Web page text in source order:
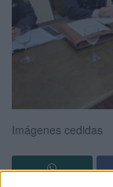
Imágenes cedidas